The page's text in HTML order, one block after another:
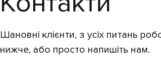
Шановні клієнти, з усіх питань
нижче, або просто напишіть нам.